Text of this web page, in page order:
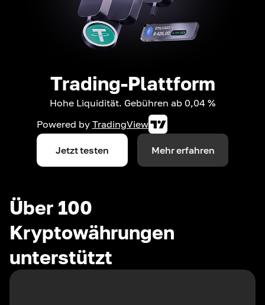
Trading-Plattform
Hohe Liquidität. Gebühren ab 0,04 %
Powered by TradingView
Jetzt testen Mehr erfahren
Über 100
Kryptowährungen
unterstützt